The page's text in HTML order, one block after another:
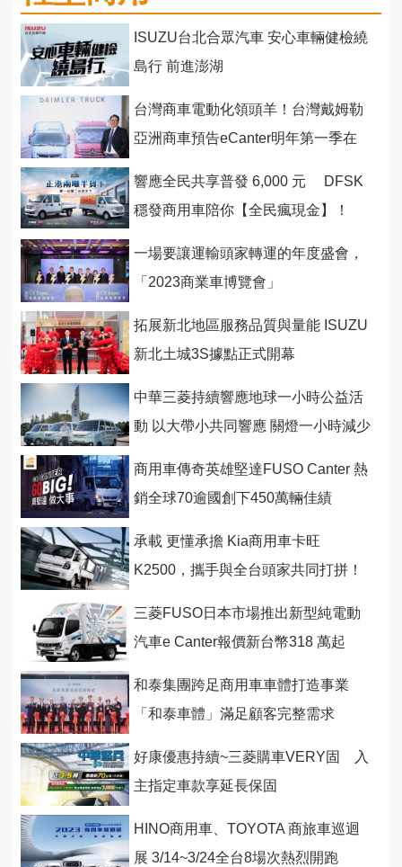
ISUZU台北合眾汽車 安心車輛健檢繞
島行 前進澎湖
台灣商車電動化領頭羊！台灣戴姆勒
亞洲商車預告eCanter明年第一季在
響應全民共享普發 6,000 元 DFSK
穩發商用車陪你【全民瘋現金】！
一場要讓運輸頭家轉運的年度盛會，
「2023商業車博覽會」
拓展新北地區服務品質與量能 ISUZU
新北土城3S據點正式開幕
中華三菱持續響應地球一小時公益活
動 以大帶小共同響應 關燈一小時減少
商用車傳奇英雄堅達FUSO Canter 熱
銷全球70逾國創下450萬輛佳績
承載 更懂承擔 Kia商用車卡旺
K2500，攜手與全台頭家共同打拼！
三菱FUSO日本市場推出新型純電動
汽車e Canter報價新台幣318 萬起
和泰集團跨足商用車車體打造事業
「和泰車體」滿足顧客完整需求
好康優惠持續~三菱購車VERY固 入
主指定車款享延長保固
HINO商用車、TOYOTA 商旅車巡迴
展 3/14~3/24全台8場次熱烈開跑